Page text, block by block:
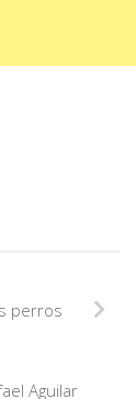
perros
Aguilar